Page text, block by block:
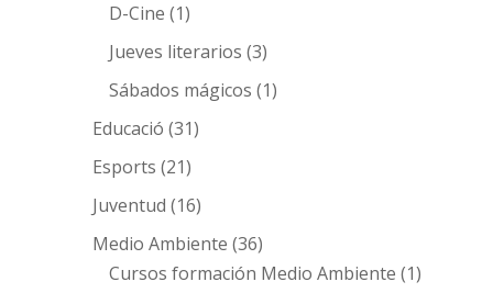
D-Cine (1)
Jueves literarios (3)
Sábados mágicos (1)
Educació (31)
Esports (21)
Juventud (16)
Medio Ambiente (36)
Cursos formación Medio Ambiente (1)